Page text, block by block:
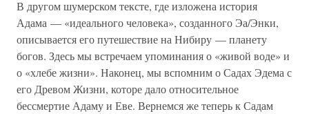
В другом шумерском тексте, где изложена история
Адама — «идеального человека», созданного Эа/Энки,
описывается его путешествие на Нибиру — планету
богов. Здесь мы встречаем упоминания о «живой воде» и
о «хлебе жизни». Наконец, мы вспомним о Садах Эдема с
его Древом Жизни, которе дало относительное
бессмертие Адаму и Еве. Вернемся же теперь к Садам